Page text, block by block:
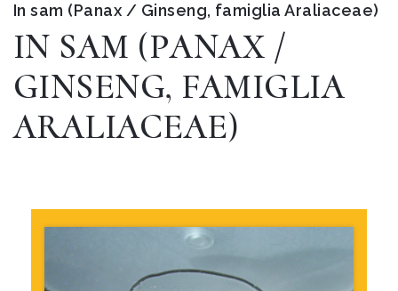
In sam (Panax / Ginseng, famiglia Araliaceae)
IN SAM (PANAX /
GINSENG, FAMIGLIA
ARALIACEAE)